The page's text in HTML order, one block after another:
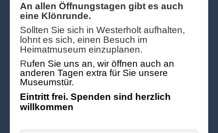
An allen Öffnungstagen gibt es auch
eine Klönrunde.
Sollten Sie sich in Westerholt aufhalten,
lohnt es sich, einen Besuch im
Heimatmuseum einzuplanen.
Rufen Sie uns an, wir öffnen auch an
anderen Tagen extra für Sie unsere
Museumstür.
Eintritt frei. Spenden sind herzlich
willkommen